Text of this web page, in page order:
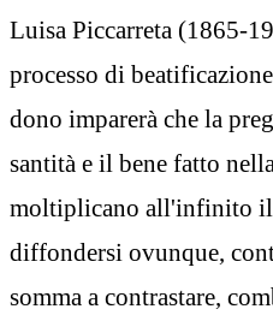
Luisa Piccarreta (1865-
processo di
dono imparerà che la
santità e il bene fatto
moltiplicano all'infinito il
diffondersi ovunque,
somma a contrastare,